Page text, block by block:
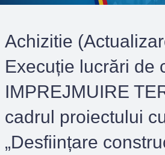
Achizitie
Execuție lucrări de
IMPREJMUIRE
cadrul proiectului
„Desființare